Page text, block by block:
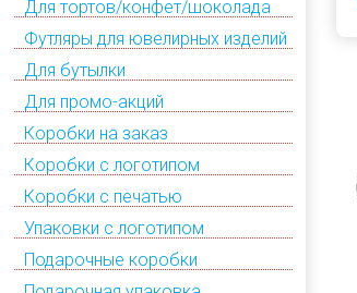
Для тортов/конфет/шоколада
Футляры для ювелирных изделий
Для бутылки
Для промо-акций
Коробки на заказ
Коробки с логотипом
Коробки с печатью
Упаковки с логотипом
Подарочные коробки